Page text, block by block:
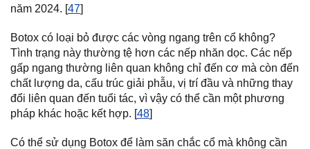
năm 2024. [47]
Botox có loại bỏ được các vòng ngang trên cổ không?
Tình trạng này thường tệ hơn các nếp nhăn dọc. Các nếp
gấp ngang thường liên quan không chỉ đến cơ mà còn đến
chất lượng da, cấu trúc giải phẫu, vị trí đầu và những thay
đổi liên quan đến tuổi tác, vì vậy có thể cần một phương
pháp khác hoặc kết hợp. [48]
Có thể sử dụng Botox để làm săn chắc cổ mà không cần